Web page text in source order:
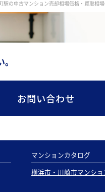
の中古マンション売却相場価格・買取相
お問い合わせ
マンションカタログ
横浜市・川崎市マンシ